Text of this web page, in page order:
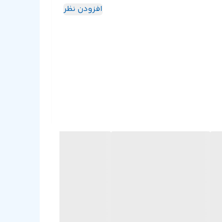
افزودن نظر